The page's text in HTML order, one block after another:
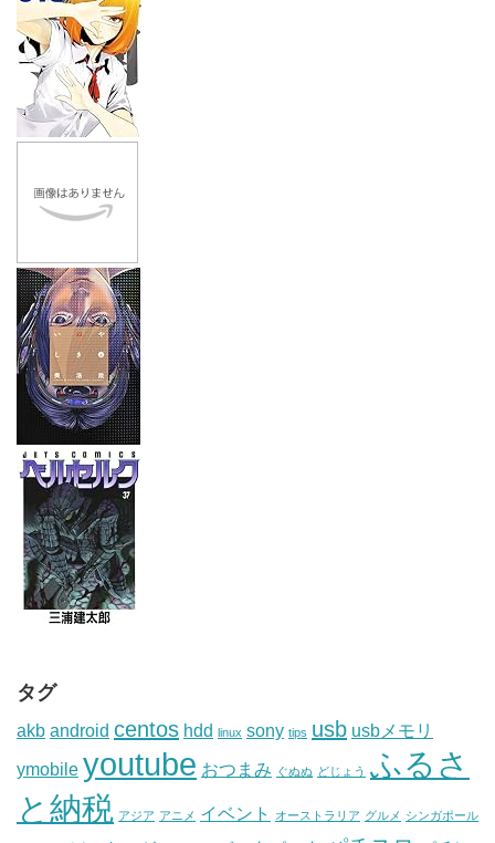
タグ
akb android centos hdd linux sony tips usb usbメモリ
ymobile youtube おつまみ ぐぬぬ どじょう ふるさ
と納税 アジア アニメ イベント オーストラリア グルメ シンガポール